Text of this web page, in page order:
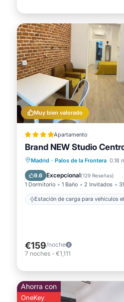
Muy bien valorado
Apartamento
Brand NEW Studio
Madrid · Palos de la Frontera 0.18
9.6 Excepcional(129 Reseñas)
1 Dormitorio 1 Baño 2 Invitados
Estación de carga para vehículos
Estación de carga para
Aparcamiento
Internet
€159/noche
7 noches - €1,111
Ahorra con
OneKey